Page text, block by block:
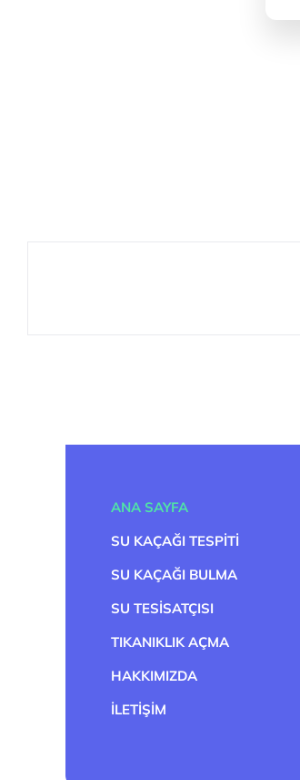
ANA SAYFA
SU KAÇAĞI TESPITI
SU KAÇAĞI BULMA
SU TESISATÇISI
TIKANIKLIK AÇMA
HAKKIMIZDA
İLETIŞIM